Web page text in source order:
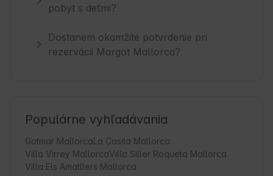
pobyt s deťmi?
Dostanem okamžité potvrdenie pri
rezervácii Margot Mallorca?
Populárne vyhľadávania
Gotmar MallorcaLa Casita Mallorca
Villa Virrey MallorcaVilla Siller Roqueta Mallorca
Villa Els Amatllers Mallorca